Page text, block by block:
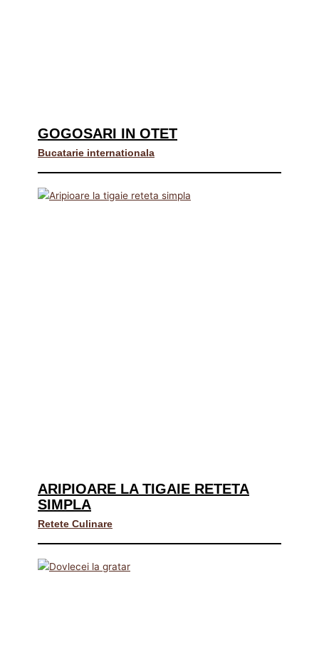
GOGOSARI IN OTET
Bucatarie internationala
ARIPIOARE LA TIGAIE RETETA
SIMPLA
Retete Culinare